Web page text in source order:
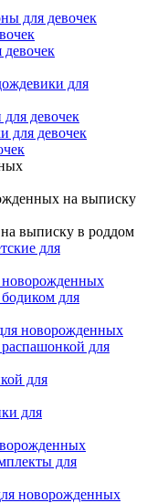
девочек
выписку в роддом
новорожденных
новорожденных
для
новорожденных